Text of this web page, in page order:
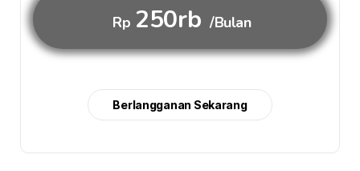
Rp 250rb /Bulan
Berlangganan Sekarang